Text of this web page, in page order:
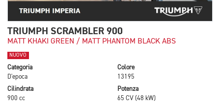
TRIUMPH SCRAMBLER 900
MATT KHAKI GREEN / MATT PHANTOM BLACK ABS
NUOVO
Categoria
D'epoca
Colore
13195
Cilindrata
900 cc
Potenza
65 CV (48 kW)